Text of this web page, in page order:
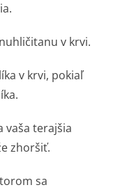
v krvi.
v krvi, pokiaľ
vaša terajšia
zhoršiť.
sa